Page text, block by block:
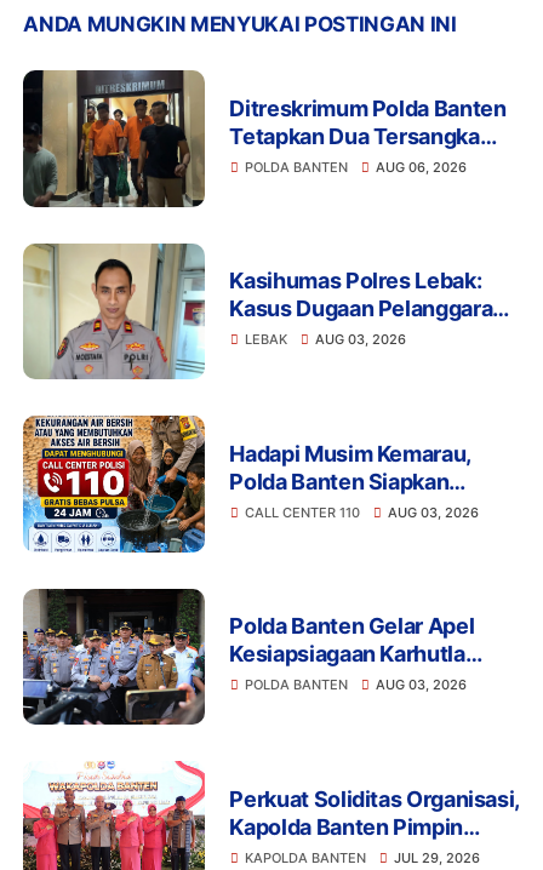
ANDA MUNGKIN MENYUKAI POSTINGAN INI
Ditreskrimum Polda Banten
Tetapkan Dua Tersangka
Kasus Aksi Anarkis dan
POLDA BANTEN AUG 06, 2026
Kasihumas Polres Lebak:
Kasus Dugaan Pelanggaran
Disiplin Anggota Polri
LEBAK AUG 03, 2026
Hadapi Musim Kemarau,
Polda Banten Siapkan
Layanan Bantuan Air Bersih
CALL CENTER 110 AUG 03, 2026
Polda Banten Gelar Apel
Kesiapsiagaan Karhutla
2026, Perkuat Sinergi
POLDA BANTEN AUG 03, 2026
Perkuat Soliditas Organisasi,
Kapolda Banten Pimpin
Pisah Sambut Wakapolda
KAPOLDA BANTEN JUL 29, 2026